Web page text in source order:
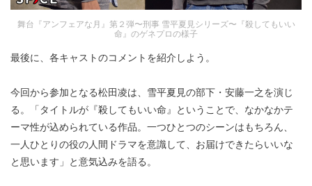
舞台『アンフェアな月』第２弾〜刑事 雪平夏見シリーズ〜『殺してもいい
命』のゲネプロの様子
最後に、各キャストのコメントを紹介しよう。
今回から参加となる松田凌は、雪平夏見の部下・安藤一之を演じ
る。「タイトルが『殺してもいい命』ということで、なかなかテ
ーマ性が込められている作品。一つひとつのシーンはもちろん、
一人ひとりの役の人間ドラマを意識して、お届けできたらいいな
と思います」と意気込みを語る。